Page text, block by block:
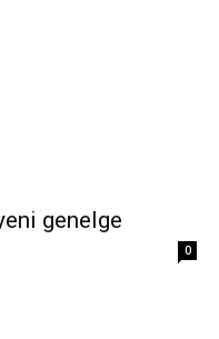
genelge
0